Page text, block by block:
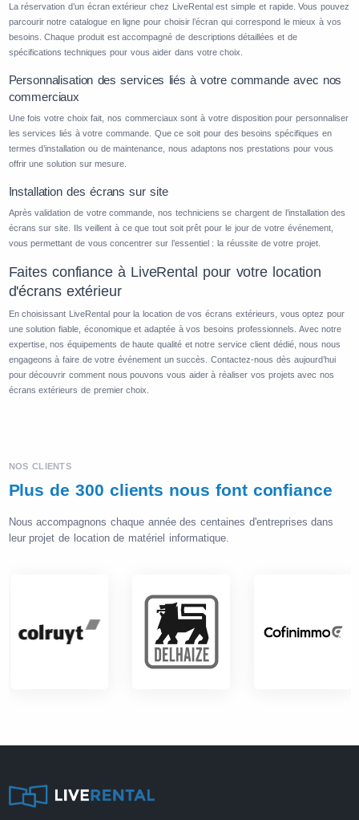
La réservation d’un écran extérieur chez LiveRental est simple et rapide. Vous pouvez
parcourir notre catalogue en ligne pour choisir l’écran qui correspond le mieux à vos
besoins. Chaque produit est accompagné de descriptions détaillées et de
spécifications techniques pour vous aider dans votre choix.
Personnalisation des services liés à votre commande avec nos
commerciaux
Une fois votre choix fait, nos commerciaux sont à votre disposition pour personnaliser
les services liés à votre commande. Que ce soit pour des besoins spécifiques en
termes d’installation ou de maintenance, nous adaptons nos prestations pour vous
offrir une solution sur mesure.
Installation des écrans sur site
Après validation de votre commande, nos techniciens se chargent de l’installation des
écrans sur site. Ils veillent à ce que tout soit prêt pour le jour de votre événement,
vous permettant de vous concentrer sur l’essentiel : la réussite de votre projet.
Faites confiance à LiveRental pour votre location
d'écrans extérieur
En choisissant LiveRental pour la location de vos écrans extérieurs, vous optez pour
une solution fiable, économique et adaptée à vos besoins professionnels. Avec notre
expertise, nos équipements de haute qualité et notre service client dédié, nous nous
engageons à faire de votre événement un succès. Contactez-nous dès aujourd’hui
pour découvrir comment nous pouvons vous aider à réaliser vos projets avec nos
écrans extérieurs de premier choix.
NOS CLIENTS
Plus de 300 clients nous font confiance
Nous accompagnons chaque année des centaines d'entreprises dans
leur projet de location de matériel informatique.